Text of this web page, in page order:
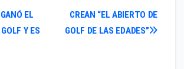
CREAN “EL ABIERTO DE
GOLF DE LAS EDADES”
EL
Y ES